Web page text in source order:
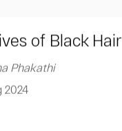
of Black Hair
Phakathi
2024